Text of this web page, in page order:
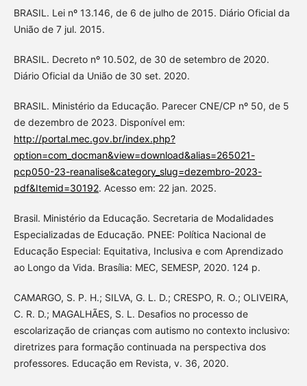
BRASIL. Lei nº 13.146, de 6 de julho de 2015. Diário Oficial da
União de 7 jul. 2015.
BRASIL. Decreto nº 10.502, de 30 de setembro de 2020.
Diário Oficial da União de 30 set. 2020.
BRASIL. Ministério da Educação. Parecer CNE/CP nº 50, de 5
de dezembro de 2023. Disponível em:
http://portal.mec.gov.br/index.php?
option=com_docman&view=download&alias=265021-
pcp050-23-reanalise&category_slug=dezembro-2023-
pdf&Itemid=30192. Acesso em: 22 jan. 2025.
Brasil. Ministério da Educação. Secretaria de Modalidades
Especializadas de Educação. PNEE: Política Nacional de
Educação Especial: Equitativa, Inclusiva e com Aprendizado
ao Longo da Vida. Brasília: MEC, SEMESP, 2020. 124 p.
CAMARGO, S. P. H.; SILVA, G. L. D.; CRESPO, R. O.; OLIVEIRA,
C. R. D.; MAGALHÃES, S. L. Desafios no processo de
escolarização de crianças com autismo no contexto inclusivo:
diretrizes para formação continuada na perspectiva dos
professores. Educação em Revista, v. 36, 2020.